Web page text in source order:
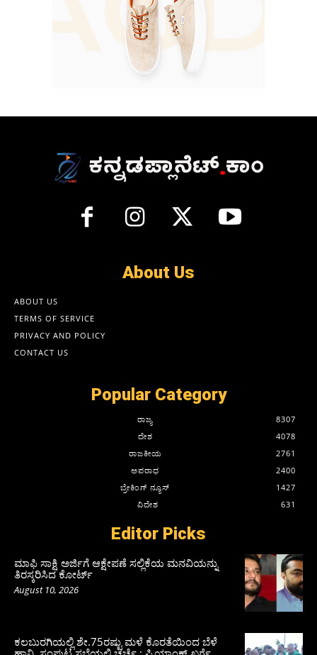
About Us
ABOUT US
TERMS OF SERVICE
PRIVACY AND POLICY
CONTACT US
Popular Category
ರಾಜ್ಯ
8307
ದೇಶ
4078
ರಾಜಕೀಯ
2761
ಅಪರಾಧ
2400
ಬ್ರೇಕಿಂಗ್ ನ್ಯೂಸ್
1427
ವಿದೇಶ
631
Editor Picks
ಮಾಫಿ ಸಾಕ್ಷಿ ಅರ್ಜಿಗೆ ಆಕ್ಷೇಪಣೆ ಸಲ್ಲಿಕೆಯ ಮನವಿಯನ್ನು
ತಿರಸ್ಕರಿಸಿದ ಕೋರ್ಟ್‌
August 10, 2026
ಕಲಬುರಗಿಯಲ್ಲಿ ಶೇ.75ರಷ್ಟು ಮಳೆ ಕೊರತೆಯಿಂದ ಬೆಳೆ